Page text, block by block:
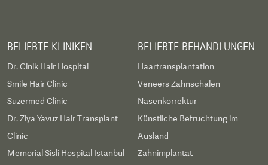
BELIEBTE KLINIKEN
Dr. Cinik Hair Hospital
Smile Hair Clinic
Suzermed Clinic
Dr. Ziya Yavuz Hair Transplant
Clinic
Memorial Sisli Hospital Istanbul
BELIEBTE BEHANDLUNGEN
Haartransplantation
Veneers Zahnschalen
Nasenkorrektur
Künstliche Befruchtung im
Ausland
Zahnimplantat